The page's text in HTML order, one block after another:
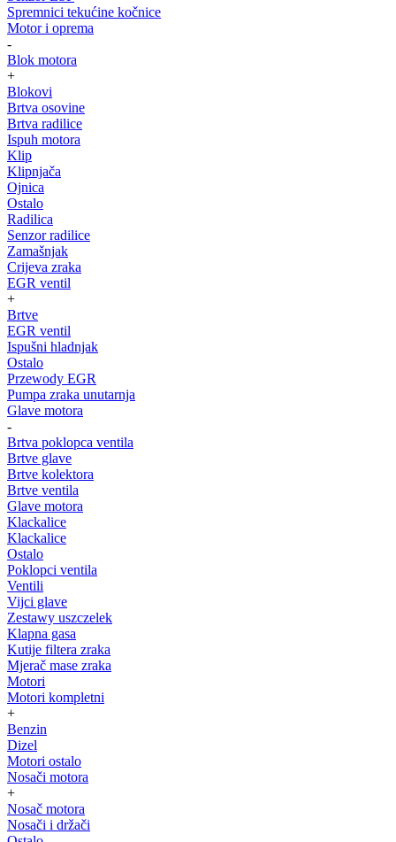
Spremnici tekućine kočnice
Motor i oprema
-
Blok motora
+
Blokovi
Brtva osovine
Brtva radilice
Ispuh motora
Klip
Klipnjača
Ojnica
Ostalo
Radilica
Senzor radilice
Zamašnjak
Crijeva zraka
EGR ventil
+
Brtve
EGR ventil
Ispušni hladnjak
Ostalo
Przewody EGR
Pumpa zraka unutarnja
Glave motora
-
Brtva poklopca ventila
Brtve glave
Brtve kolektora
Brtve ventila
Glave motora
Klackalice
Klackalice
Ostalo
Poklopci ventila
Ventili
Vijci glave
Zestawy uszczelek
Klapna gasa
Kutije filtera zraka
Mjerač mase zraka
Motori
Motori kompletni
+
Benzin
Dizel
Motori ostalo
Nosači motora
+
Nosač motora
Nosači i držači